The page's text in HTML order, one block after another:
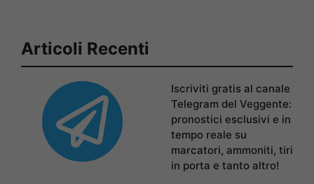
Articoli Recenti
Iscriviti gratis al canale
Telegram del Veggente:
pronostici esclusivi e in
tempo reale su
marcatori, ammoniti, tiri
in porta e tanto altro!